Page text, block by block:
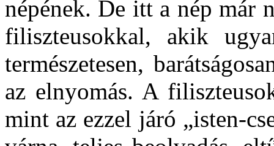
népének. De itt a nép már
filiszteusokkal, akik
természetesen,
az elnyomás. A
mint az ezzel járó „isten-